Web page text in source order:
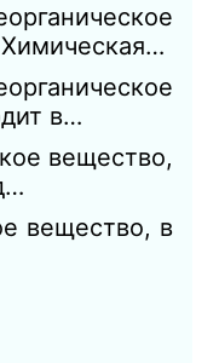
в…
вещество,
вещество, в